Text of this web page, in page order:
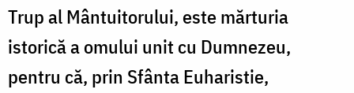
Trup al Mântuitorului, este mărturia
istorică a omului unit cu Dumnezeu,
pentru că, prin Sfânta Euharistie,